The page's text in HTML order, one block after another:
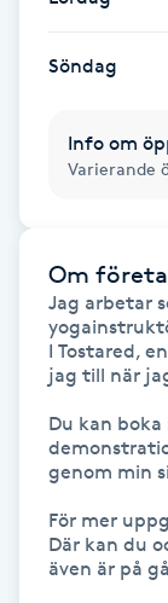
Färgning
Föning
Gel naglar
Gellack
Söndag
Info om
Varierande
Om
Jag arbetar
I Tostared,
jag till när
Du kan
genom min
För mer
Där kan du
även är på